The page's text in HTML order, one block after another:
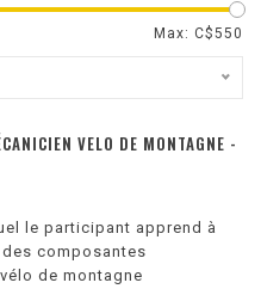
Max: C$550
VELO DE MONTAGNE -
le participant apprend à
composantes
de montagne